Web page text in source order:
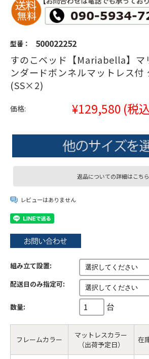
型番： 500022252
すのこベッド【Mariabella】マ
ンダードボンネルマットレス付
(SS×2)
価格: ¥129,580 (税
返品についての詳細はこちら
レビューはありません
組み立て設置:
配送日のみ指定可:
数量: 台
フレームカラー
マットレスカラー
（出荷予定日）
在